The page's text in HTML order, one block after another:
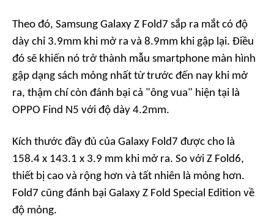
Theo đó, Samsung Galaxy Z Fold7 sắp ra mắt có độ
dày chỉ 3.9mm khi mở ra và 8.9mm khi gập lại. Điều
đó sẽ khiến nó trở thành mẫu smartphone màn hình
gập dạng sách mỏng nhất từ trước đến nay khi mở
ra, thậm chí còn đánh bại cả "ông vua" hiện tại là
OPPO Find N5 với độ dày 4.2mm.
Kích thước đầy đủ của Galaxy Fold7 được cho là
158.4 x 143.1 x 3.9 mm khi mở ra. So với Z Fold6,
thiết bị cao và rộng hơn và tất nhiên là mỏng hơn.
Fold7 cũng đánh bại Galaxy Z Fold Special Edition về
độ mỏng.